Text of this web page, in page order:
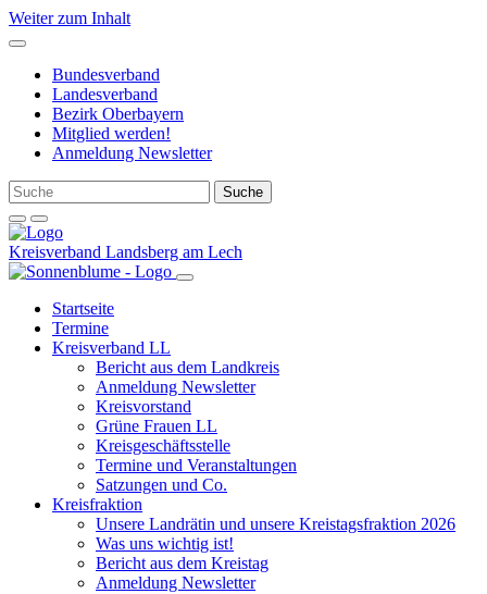
Weiter zum Inhalt
Bundesverband
Landesverband
Bezirk Oberbayern
Mitglied werden!
Anmeldung Newsletter
Kreisverband Landsberg am Lech
Startseite
Termine
Kreisverband LL
Bericht aus dem Landkreis
Anmeldung Newsletter
Kreisvorstand
Grüne Frauen LL
Kreisgeschäftsstelle
Termine und Veranstaltungen
Satzungen und Co.
Kreisfraktion
Unsere Landrätin und unsere Kreistagsfraktion 2026
Was uns wichtig ist!
Bericht aus dem Kreistag
Anmeldung Newsletter